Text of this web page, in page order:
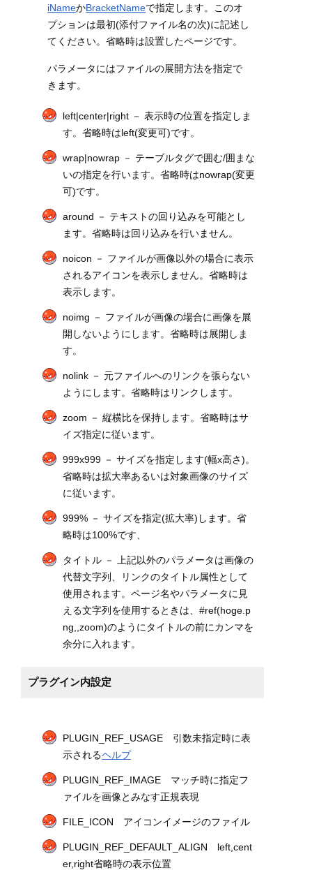
iNameかBracketNameで指定します。このオ
プションは最初(添付ファイル名の次)に記述し
てください。省略時は設置したページです。
パラメータにはファイルの展開方法を指定で
きます。
left|center|right － 表示時の位置を指定しま
す。省略時はleft(変更可)です。
wrap|nowrap － テーブルタグで囲む/囲まな
いの指定を行います。省略時はnowrap(変更
可)です。
around － テキストの回り込みを可能とし
ます。省略時は回り込みを行いません。
noicon － ファイルが画像以外の場合に表示
されるアイコンを表示しません。省略時は
表示します。
noimg － ファイルが画像の場合に画像を展
開しないようにします。省略時は展開しま
す。
nolink － 元ファイルへのリンクを張らない
ようにします。省略時はリンクします。
zoom － 縦横比を保持します。省略時はサ
イズ指定に従います。
999x999 － サイズを指定します(幅x高さ)。
省略時は拡大率あるいは対象画像のサイズ
に従います。
999% － サイズを指定(拡大率)します。省
略時は100%です、
タイトル － 上記以外のパラメータは画像の
代替文字列、リンクのタイトル属性として
使用されます。ページ名やパラメータに見
える文字列を使用するときは、#ref(hoge.p
ng,,zoom)のようにタイトルの前にカンマを
余分に入れます。
プラグイン内設定
PLUGIN_REF_USAGE 引数未指定時に表
示されるヘルプ
PLUGIN_REF_IMAGE マッチ時に指定フ
ァイルを画像とみなす正規表現
FILE_ICON アイコンイメージのファイル
PLUGIN_REF_DEFAULT_ALIGN left,cent
er,right省略時の表示位置